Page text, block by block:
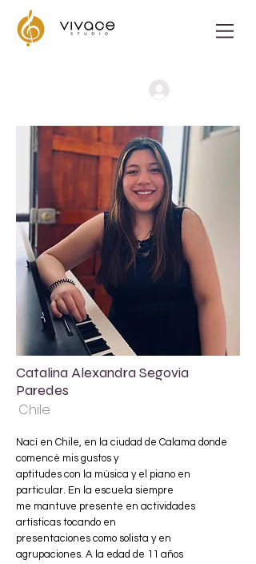
Catalina Alexandra Segovia
Paredes
Chile
Nací en Chile, en la ciudad de Calama donde
comencé mis gustos y
aptitudes con la música y el piano en
particular. En la escuela siempre
me mantuve presente en actividades
artísticas tocando en
presentaciones como solista y en
agrupaciones. A la edad de 11 años